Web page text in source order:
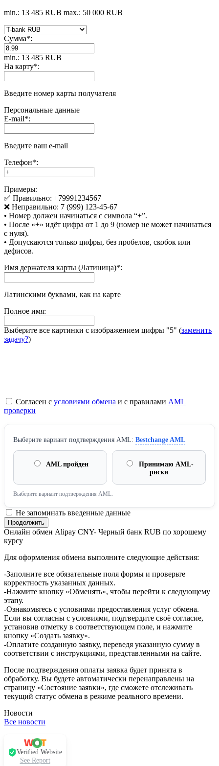
min.: 13 485 RUB max.: 50 000 RUB
Сумма*:
min.: 13 485 RUB
На карту*:
Введите номер карты получателя
Персональные данные
E-mail*:
Введите ваш e-mail
Телефон*:
Примеры:
✅ Правильно: +79991234567
❌ Неправильно: 7 (999) 123-45-67
• Номер должен начинаться с символа “+”.
• После «+» идёт цифра от 1 до 9 (номер не может начинаться
с нуля).
• Допускаются только цифры, без пробелов, скобок или
дефисов.
Имя держателя карты (Латиница)*:
Латинскими буквами, как на карте
Полное имя:
Выберите все картинки с изображением цифры "5" (заменить
задачу?)
Согласен с условиями обмена и с правилами AML
проверки
Выберите вариант подтверждения AML: Bestchange AML
AML пройден
Принимаю AML-
риски
Выберите вариант подтверждения AML.
Не запоминать введенные данные
Онлайн обмен Alipay CNY- Черный банк RUB по хорошему
курсу
Для оформления обмена выполните следующие действия:
-Заполните все обязательные поля формы и проверьте
корректность указанных данных.
-Нажмите кнопку «Обменять», чтобы перейти к следующему
этапу.
-Ознакомьтесь с условиями предоставления услуг обмена.
Если вы согласны с условиями, подтвердите своё согласие,
установив отметку в соответствующем поле, и нажмите
кнопку «Создать заявку».
-Оплатите созданную заявку, переведя указанную сумму в
соответствии с инструкциями, представленными на сайте.
После подтверждения оплаты заявка будет принята в
обработку. Вы будете автоматически перенаправлены на
страницу «Состояние заявки», где сможете отслеживать
текущий статус обмена в режиме реального времени.
Новости
Все новости
Verified Website
See Report